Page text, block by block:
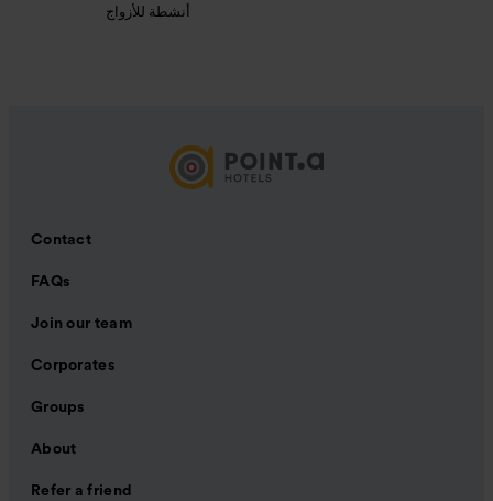
أنشطة للأزواج
Contact
FAQs
Join our team
Corporates
Groups
About
Refer a friend